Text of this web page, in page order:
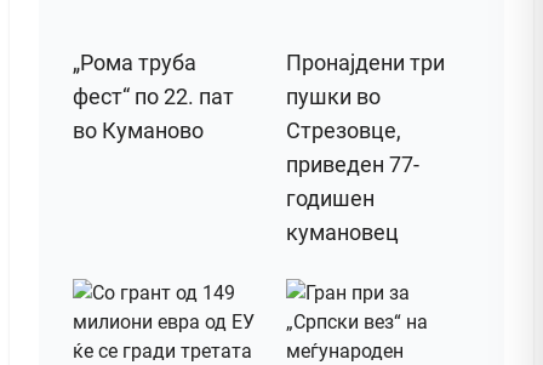
„Рома труба
фест“ по 22. пат
во Куманово
Пронајдени три
пушки во
Стрезовце,
приведен 77-
годишен
кумановец